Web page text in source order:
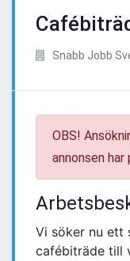
Snabb Jobb
OBS!
annonsen har
Vi söker nu ett
cafébiträde till